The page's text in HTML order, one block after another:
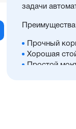
задачи
Прочный
Хорошая
Простой